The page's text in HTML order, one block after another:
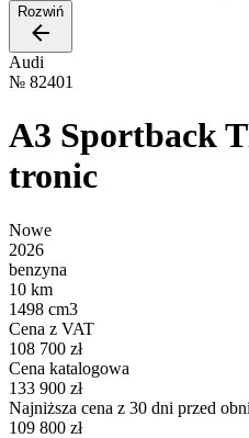
Rozwiń
Audi
№ 82401
A3 Sportback
tronic
Nowe
2026
benzyna
10 km
1498 cm3
Cena z VAT
108 700 zł
Cena katalogowa
133 900 zł
Najniższa cena z 30 dni przed
109 800 zł